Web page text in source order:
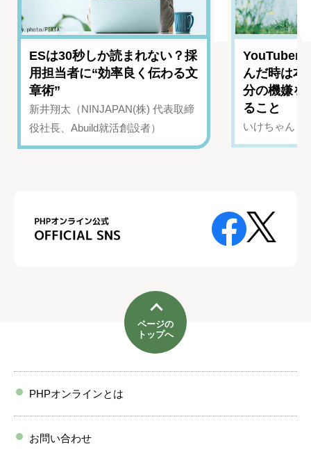
ESは30秒しか読まれない？採
用担当者に“効率良く伝わる文
章術”
新井翔太（NINJAPAN(株) 代表取締
役社長、Abuild就活創設者）
YouTuber
んだ時は
分の機嫌を
ること
いけちゃん（
ページの
トップへ
PHPオンラインとは
お問い合わせ